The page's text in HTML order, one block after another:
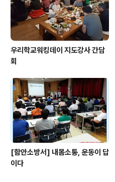
우리학교워킹데이 지도강사 간담
회
[함안소방서] 내몸소통, 운동이 답
이다